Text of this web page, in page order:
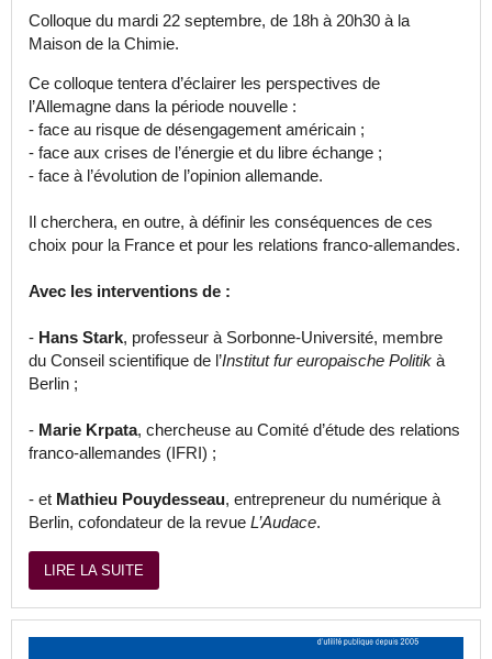
Colloque du mardi 22 septembre, de 18h à 20h30 à la
Maison de la Chimie.
Ce colloque tentera d’éclairer les perspectives de
l’Allemagne dans la période nouvelle :
- face au risque de désengagement américain ;
- face aux crises de l’énergie et du libre échange ;
- face à l’évolution de l’opinion allemande.
Il cherchera, en outre, à définir les conséquences de ces
choix pour la France et pour les relations franco-allemandes.
Avec les interventions de :
- Hans Stark, professeur à Sorbonne-Université, membre
du Conseil scientifique de l’Institut fur europaische Politik à
Berlin ;
- Marie Krpata, chercheuse au Comité d’étude des relations
franco-allemandes (IFRI) ;
- et Mathieu Pouydesseau, entrepreneur du numérique à
Berlin, cofondateur de la revue L’Audace.
LIRE LA SUITE